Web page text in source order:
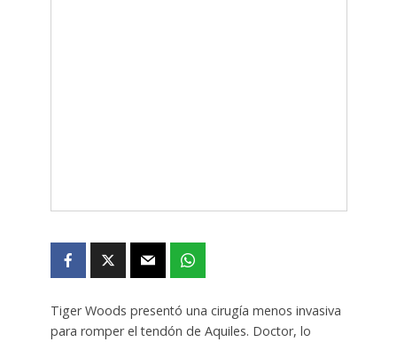
Tiger Woods presentó una cirugía menos invasiva
para romper el tendón de Aquiles. Doctor, lo